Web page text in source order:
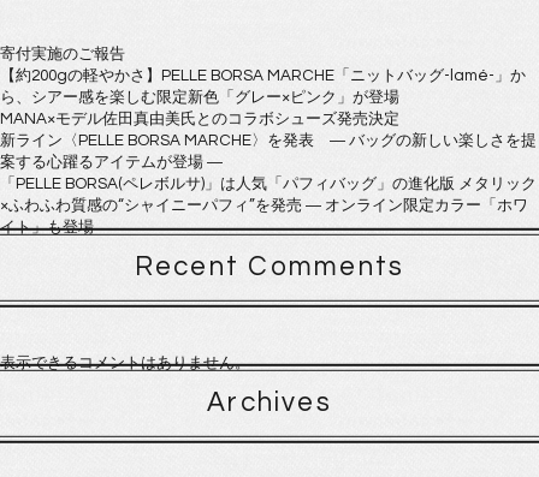
寄付実施のご報告
【約200gの軽やかさ】PELLE BORSA MARCHE「ニットバッグ-lamé-」か
ら、シアー感を楽しむ限定新色「グレー×ピンク」が登場
MANA×モデル佐田真由美氏とのコラボシューズ発売決定
新ライン〈PELLE BORSA MARCHE〉を発表 ― バッグの新しい楽しさを提
案する心躍るアイテムが登場 ―
「PELLE BORSA(ペレボルサ)」は人気「パフィバッグ」の進化版 メタリック
×ふわふわ質感の“シャイニーパフィ”を発売 ― オンライン限定カラー「ホワ
イト」も登場
Recent Comments
表示できるコメントはありません。
Archives